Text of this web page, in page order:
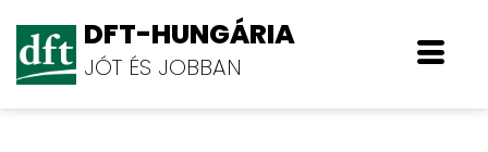
DFT-HUNGÁRIA
JÓT ÉS JOBBAN